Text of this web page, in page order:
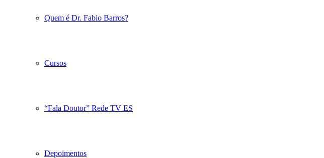
Quem é Dr. Fabio Barros?
Cursos
“Fala Doutor” Rede TV ES
Depoimentos